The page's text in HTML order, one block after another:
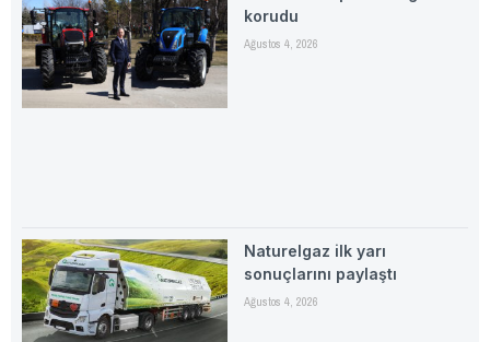
korudu
Ağustos 4, 2026
Naturelgaz ilk yarı
sonuçlarını paylaştı
Ağustos 4, 2026